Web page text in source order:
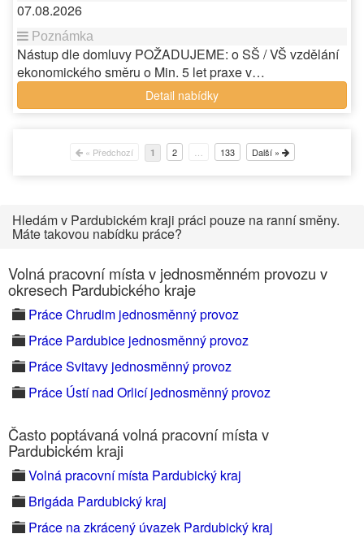
07.08.2026
Nástup dle domluvy POŽADUJEME: o SŠ / VŠ vzdělání
ekonomického směru o Min. 5 let praxe v…
Detail nabídky
« Předchozí 1 2 133 Další »
Hledám v Pardubickém kraji práci pouze na ranní směny.
Máte takovou nabídku práce?
Volná pracovní místa v jednosměnném provozu v
okresech Pardubického kraje
Práce Chrudim jednosměnný provoz
Práce Pardubice jednosměnný provoz
Práce Svitavy jednosměnný provoz
Práce Ústí nad Orlicí jednosměnný provoz
Často poptávaná volná pracovní místa v
Pardubickém kraji
Volná pracovní místa Pardubický kraj
Brigáda Pardubický kraj
Práce na zkrácený úvazek Pardubický kraj